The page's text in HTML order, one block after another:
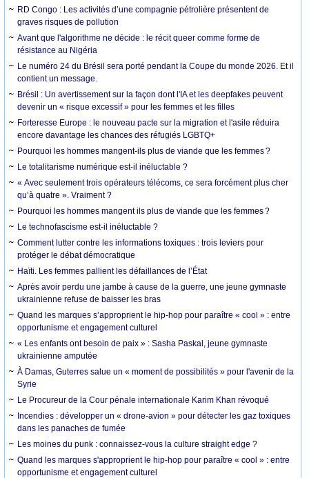
RD Congo : Les activités d’une compagnie pétrolière présentent de
graves risques de pollution
Avant que l'algorithme ne décide : le récit queer comme forme de
résistance au Nigéria
Le numéro 24 du Brésil sera porté pendant la Coupe du monde 2026. Et il
contient un message.
Brésil : Un avertissement sur la façon dont l'IA et les deepfakes peuvent
devenir un « risque excessif » pour les femmes et les filles
Forteresse Europe : le nouveau pacte sur la migration et l'asile réduira
encore davantage les chances des réfugiés LGBTQ+
Pourquoi les hommes mangent-ils plus de viande que les femmes ?
Le totalitarisme numérique est-il inéluctable ?
« Avec seulement trois opérateurs télécoms, ce sera forcément plus cher
qu’à quatre ». Vraiment ?
Pourquoi les hommes mangent ils plus de viande que les femmes ?
Le technofascisme est-il inéluctable ?
Comment lutter contre les informations toxiques : trois leviers pour
protéger le débat démocratique
Haïti. Les femmes pallient les défaillances de l’État
Après avoir perdu une jambe à cause de la guerre, une jeune gymnaste
ukrainienne refuse de baisser les bras
Quand les marques s’approprient le hip-hop pour paraître « cool » : entre
opportunisme et engagement culturel
« Les enfants ont besoin de paix » : Sasha Paskal, jeune gymnaste
ukrainienne amputée
À Damas, Guterres salue un « moment de possibilités » pour l'avenir de la
Syrie
Le Procureur de la Cour pénale internationale Karim Khan révoqué
Incendies : développer un « drone-avion » pour détecter les gaz toxiques
dans les panaches de fumée
Les moines du punk : connaissez-vous la culture straight edge ?
Quand les marques s'approprient le hip-hop pour paraître « cool » : entre
opportunisme et engagement culturel